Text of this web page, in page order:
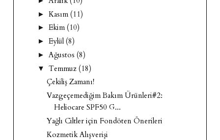
► Kasım (11)
► Ekim (10)
► Eylül (8)
► Ağustos (8)
▼ Temmuz (18)
Çekiliş Zamanı!
Vazgeçemediğim Bakım Ürünleri#2:
Heliocare SPF50 G...
Yağlı Ciltler için Fondöten Önerileri
Kozmetik Alışverişi